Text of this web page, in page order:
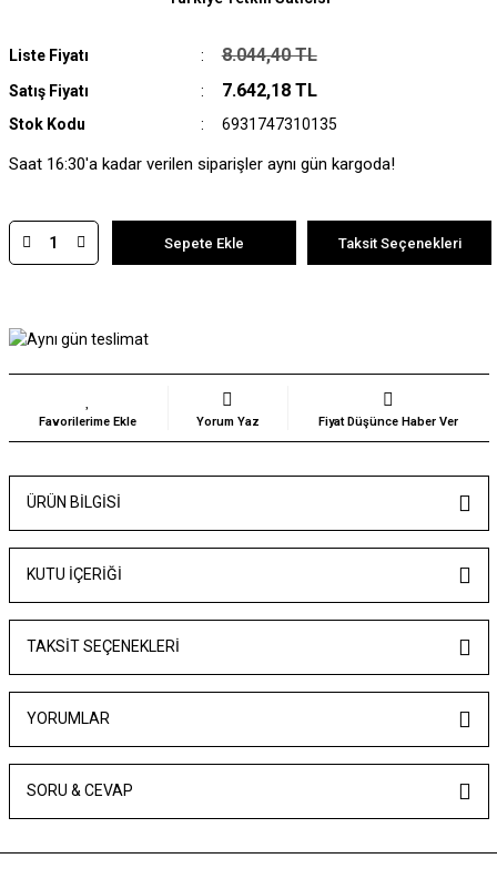
Liste Fiyatı 8.044,40 TL
Satış Fiyatı 7.642,18 TL
Stok Kodu 6931747310135
Saat 16:30'a kadar verilen siparişler aynı gün kargoda!
Sepete Ekle Taksit Seçenekleri
Yorum Yaz Fiyat Düşünce Haber Ver
ÜRÜN BILGISI
KUTU İÇERİĞİ
TAKSIT SEÇENEKLERI
YORUMLAR
SORU & CEVAP